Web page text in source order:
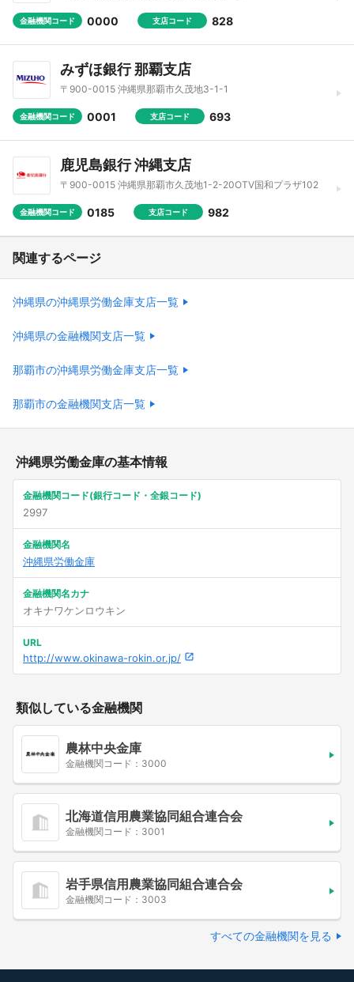
金融機関コード 0000 支店コード 828
みずほ銀行 那覇支店
〒900-0015 沖縄県那覇市久茂地3-1-1
金融機関コード 0001 支店コード 693
鹿児島銀行 沖縄支店
〒900-0015 沖縄県那覇市久茂地1-2-20OTV国和プラザ102
金融機関コード 0185 支店コード 982
関連するページ
沖縄県の沖縄県労働金庫支店一覧
沖縄県の金融機関支店一覧
那覇市の沖縄県労働金庫支店一覧
那覇市の金融機関支店一覧
沖縄県労働金庫の基本情報
金融機関コード(銀行コード・全銀コード)
2997
金融機関名
沖縄県労働金庫
金融機関名カナ
オキナワケンロウキン
URL
http://www.okinawa-rokin.or.jp/
類似している金融機関
農林中央金庫
金融機関コード：3000
北海道信用農業協同組合連合会
金融機関コード：3001
岩手県信用農業協同組合連合会
金融機関コード：3003
すべての金融機関を見る